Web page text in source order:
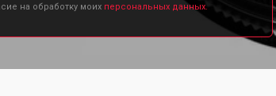
на обработку моих персональных данных.